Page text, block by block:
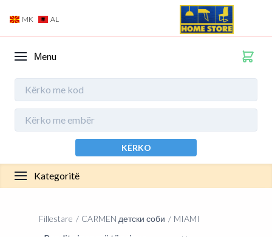
MK AL
Мenu
KËRKO
Kategoritë
Fillestare CARMEN детски соби MIAMI